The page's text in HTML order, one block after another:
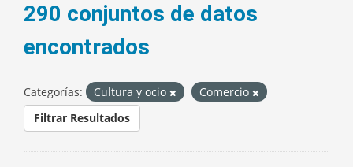
290 conjuntos de datos
encontrados
Categorías: Cultura y ocio
Comercio
Filtrar Resultados